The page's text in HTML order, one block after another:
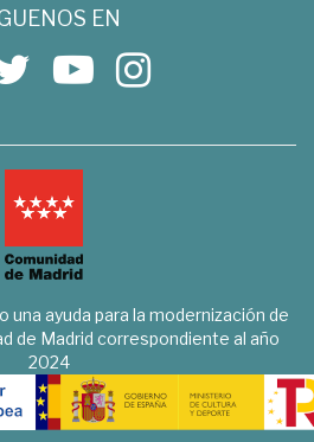
EN
una ayuda para la modernización de
de Madrid correspondiente al año
2024